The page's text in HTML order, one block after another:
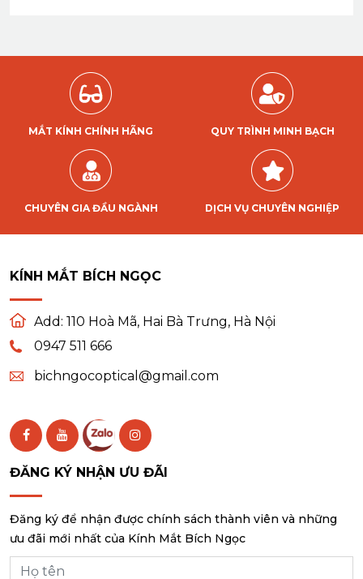
MẮT KÍNH CHÍNH HÃNG QUY TRÌNH MINH BẠCH
CHUYÊN GIA ĐẦU NGÀNH DỊCH VỤ CHUYÊN NGHIỆP
KÍNH MẮT BÍCH NGỌC
Add: 110 Hoà Mã, Hai Bà Trưng, Hà Nội
0947 511 666
bichngocoptical@gmail.com
ĐĂNG KÝ NHẬN ƯU ĐÃI
Đăng ký để nhận được chính sách thành viên và những
ưu đãi mới nhất của Kính Mắt Bích Ngọc